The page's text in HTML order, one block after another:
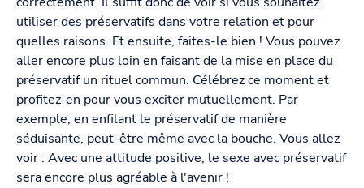
utiliser des préservatifs dans votre relation et pour
quelles raisons. Et ensuite, faites-le bien ! Vous pouvez
aller encore plus loin en faisant de la mise en place du
préservatif un rituel commun. Célébrez ce moment et
profitez-en pour vous exciter mutuellement. Par
exemple, en enfilant le préservatif de manière
séduisante, peut-être même avec la bouche. Vous allez
voir : Avec une attitude positive, le sexe avec préservatif
sera encore plus agréable à l'avenir !